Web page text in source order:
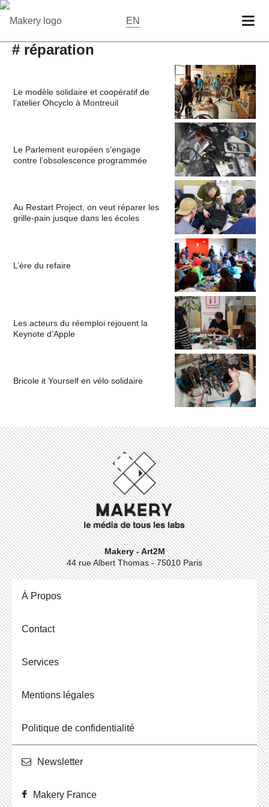
EN
# réparation
Le modèle solidaire et coopératif de
l’atelier Ohcyclo à Montreuil
Le Parlement européen s’engage
contre l’obsolescence programmée
Au Restart Project, on veut réparer les
grille-pain jusque dans les écoles
L’ère du refaire
Les acteurs du réemploi rejouent la
Keynote d’Apple
Bricole it Yourself en vélo solidaire
Makery - Art2M
44 rue Albert Thomas - 75010 Paris
À Propos
Contact
Ser­vices
Men­tions légales
Po­li­tique de confidentialité
News­let­ter
Makery France